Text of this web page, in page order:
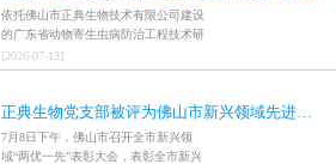
依托佛山市正典生物技术有限公司建设
的广东省动物寄生虫病防治工程技术研
究中心，在全省参评科研平台中综合表
现突出，成功获评最高评价等级“优
[2026-07-13]
正典生物党支部被评为佛山市新兴领域先进基层党组织
7月8日下午，佛山市召开全市新兴领
域“两优一先”表彰大会，表彰全市新兴